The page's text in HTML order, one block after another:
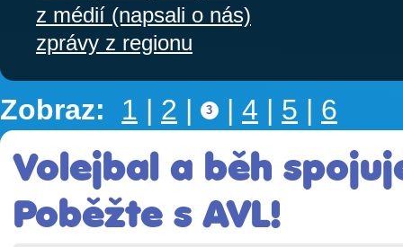
z médií (napsali o nás)
zprávy z regionu
Zobraz: 1 | 2 | 3 | 4 | 5 | 6
Volejbal a běh
Poběžte s AVL!